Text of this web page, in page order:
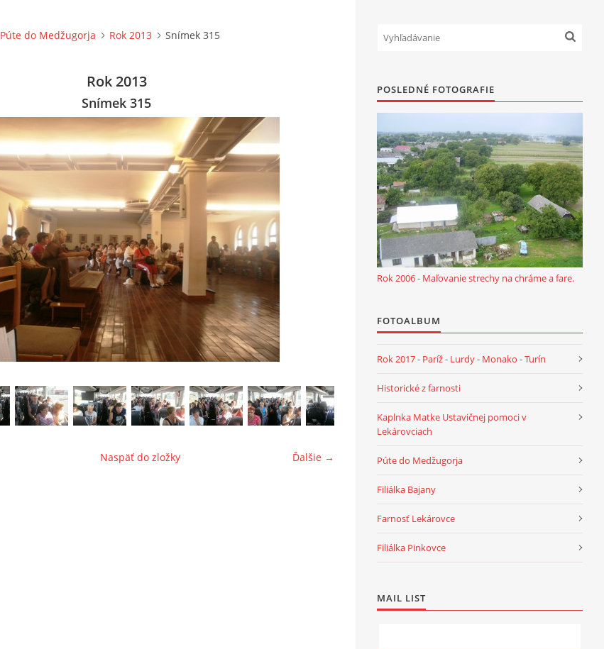
Púte do Medžugorja Rok 2013 Snímek 315
Rok 2013
Snímek 315
Ďalšie →
Naspäť do zložky
POSLEDNÉ FOTOGRAFIE
Rok 2006 - Maľovanie strechy na chráme a fare.
FOTOALBUM
Rok 2017 - Paríž - Lurdy - Monako - Turín
Historické z farnosti
Kaplnka Matke Ustavičnej pomoci v
Lekárovciach
Púte do Medžugorja
Filiálka Bajany
Farnosť Lekárovce
Filiálka Pinkovce
MAIL LIST